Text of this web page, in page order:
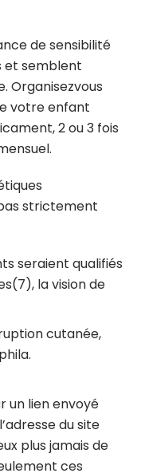
de sensibilité
et semblent
Organisezvous
votre enfant
2 ou 3 fois
strictement
seraient qualifiés
la vision de
cutanée,
un lien envoyé
du site
plus jamais de
ces